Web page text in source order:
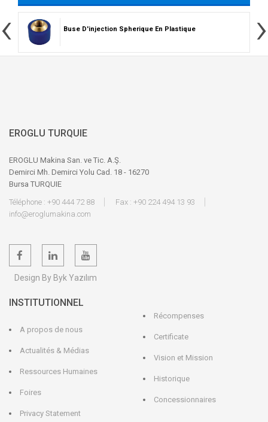
Buse D'injection Spherique En Plastique
‹ ›
EROGLU TURQUIE
EROGLU Makina San. ve Tic. A.Ş.
Demirci Mh. Demirci Yolu Cad. 18 - 16270
Bursa TURQUIE
Téléphone : +90 444 72 88
Fax : +90 224 494 13 93
info@eroglumakina.com
Design By Byk Yazılım
INSTITUTIONNEL
A propos de nous
Actualités & Médias
Ressources Humaines
Foires
Privacy Statement
Récompenses
Certificate
Vision et Mission
Historique
Concessionnaires